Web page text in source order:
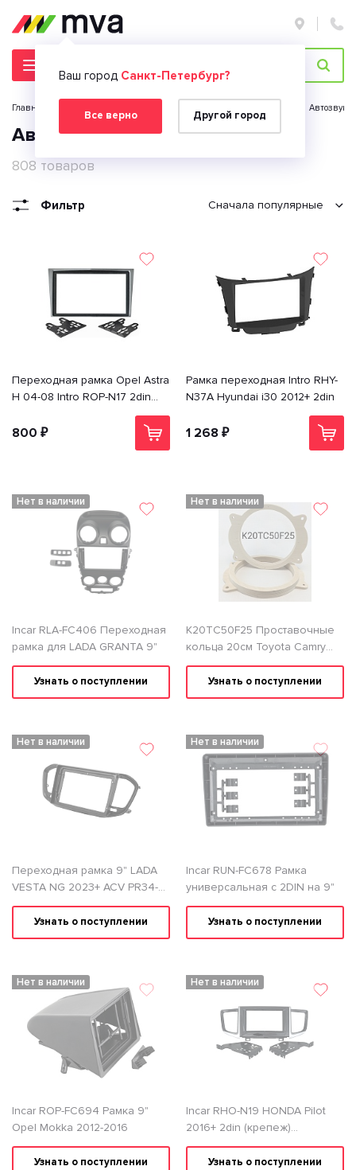
Ваш город Санкт-Петербург?
Все верно Другой город
Главная страница Автозвук
Автомобильные рамки 2 din
808 товаров
Фильтр Сначала популярные
Переходная рамка Opel Astra
H 04-08 Intro ROP-N17 2din
800 ₽
Рамка переходная Intro RHY-
N37A Hyundai i30 2012+ 2din
1 268 ₽
Нет в наличии
Incar RLA-FC406 Переходная
рамка для LADA GRANTA 9"
Узнать о поступлении
Нет в наличии
K20TC50F25 Проставочные
кольца 20см Toyota Camry
XV50/55 (фронт)
Узнать о поступлении
Нет в наличии
Переходная рамка 9" LADA
VESTA NG 2023+ ACV PR34-
1163
Узнать о поступлении
Нет в наличии
Incar RUN-FC678 Рамка
универсальная с 2DIN на 9"
Узнать о поступлении
Нет в наличии
Incar ROP-FC694 Рамка 9"
Opel Mokka 2012-2016
Узнать о поступлении
Нет в наличии
Inсar RHO-N19 HONDA Pilot
2016+ 2din (крепеж)
Переходная рамка
Узнать о поступлении